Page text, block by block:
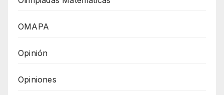
OMAPA
Opinión
Opiniones